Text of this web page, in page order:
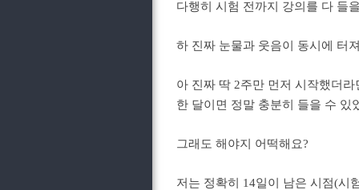
다행히 시험 전까지 강의를 다 들
하 진짜 눈물과 웃음이 동시에 터
아 진짜 딱 2주만 먼저 시작했더라
한 달이면 정말 충분히 들을 수 있
그래도 해야지 어떡해요?
저는 정확히 14일이 남은 시점(시